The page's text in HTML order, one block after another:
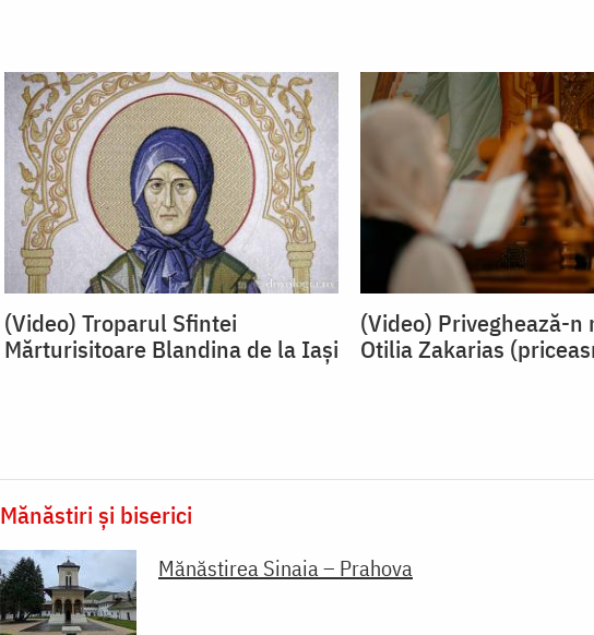
(Video) Troparul Sfintei
Mărturisitoare Blandina de la Iași
(Video) Priveghează-n
Otilia Zakarias
Mănăstiri și biserici
Mănăstirea Sinaia – Prahova